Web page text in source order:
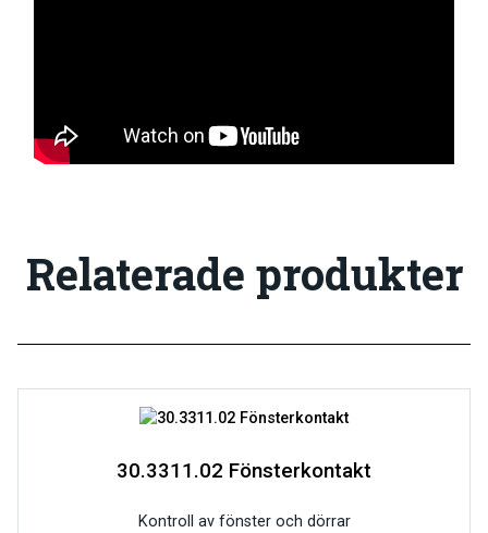
Relaterade produkter
30.3311.02 Fönsterkontakt
Kontroll av fönster och dörrar